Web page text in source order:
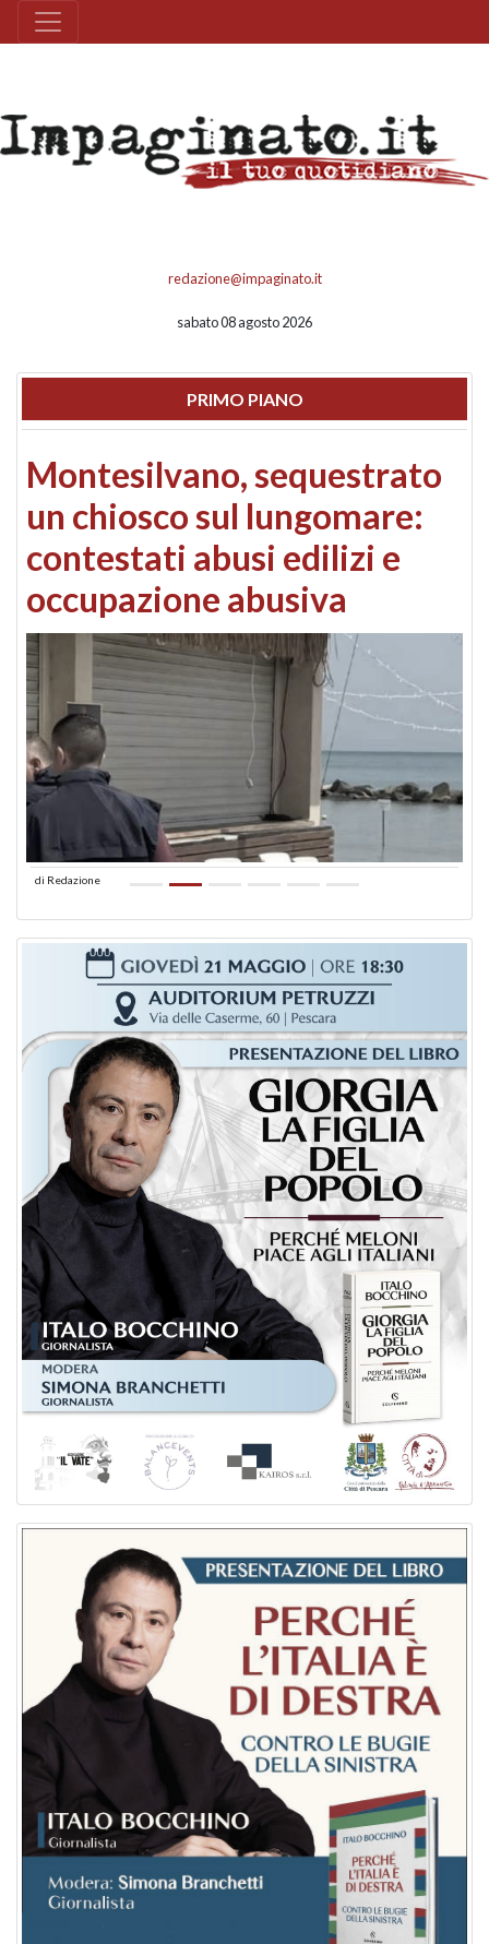
redazione@impaginato.it
sabato 08 agosto 2026
PRIMO PIANO
Montesilvano, sequestrato
un chiosco sul lungomare:
contestati abusi edilizi e
occupazione abusiva
di Redazione